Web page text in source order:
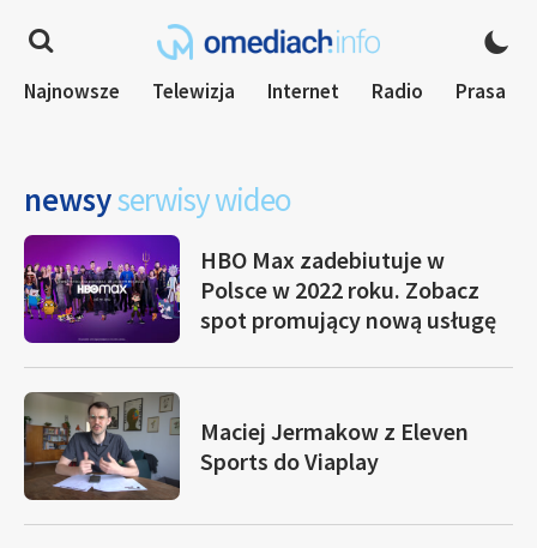
Najnowsze Telewizja Internet Radio Prasa
newsyserwisy wideo
HBO Max zadebiutuje w
Polsce w 2022 roku. Zobacz
spot promujący nową usługę
Maciej Jermakow z Eleven
Sports do Viaplay